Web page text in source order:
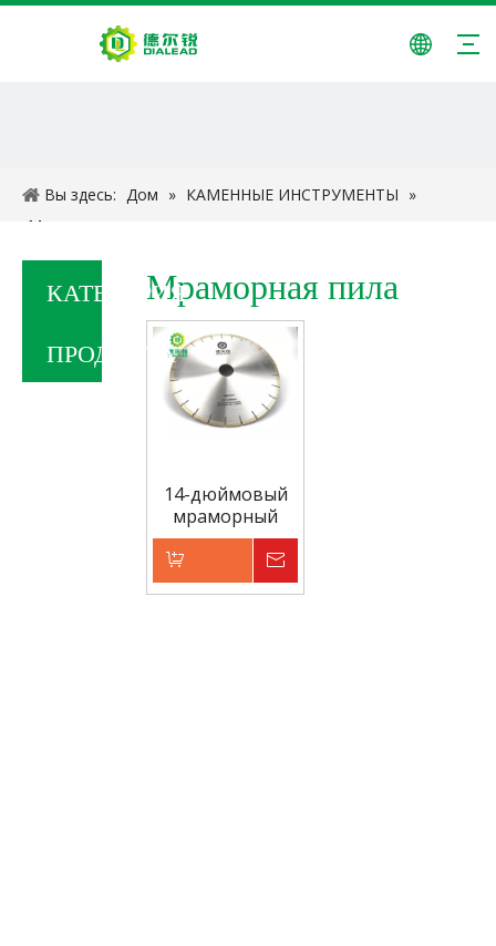
Вы здесь: Дом » КАМЕННЫЕ ИНСТРУМЕНТЫ »
Мраморная пила
КАТЕГОРИЯ
ПРОДУКТА
Мраморная пила
14-дюймовый
мраморный
пильный диск